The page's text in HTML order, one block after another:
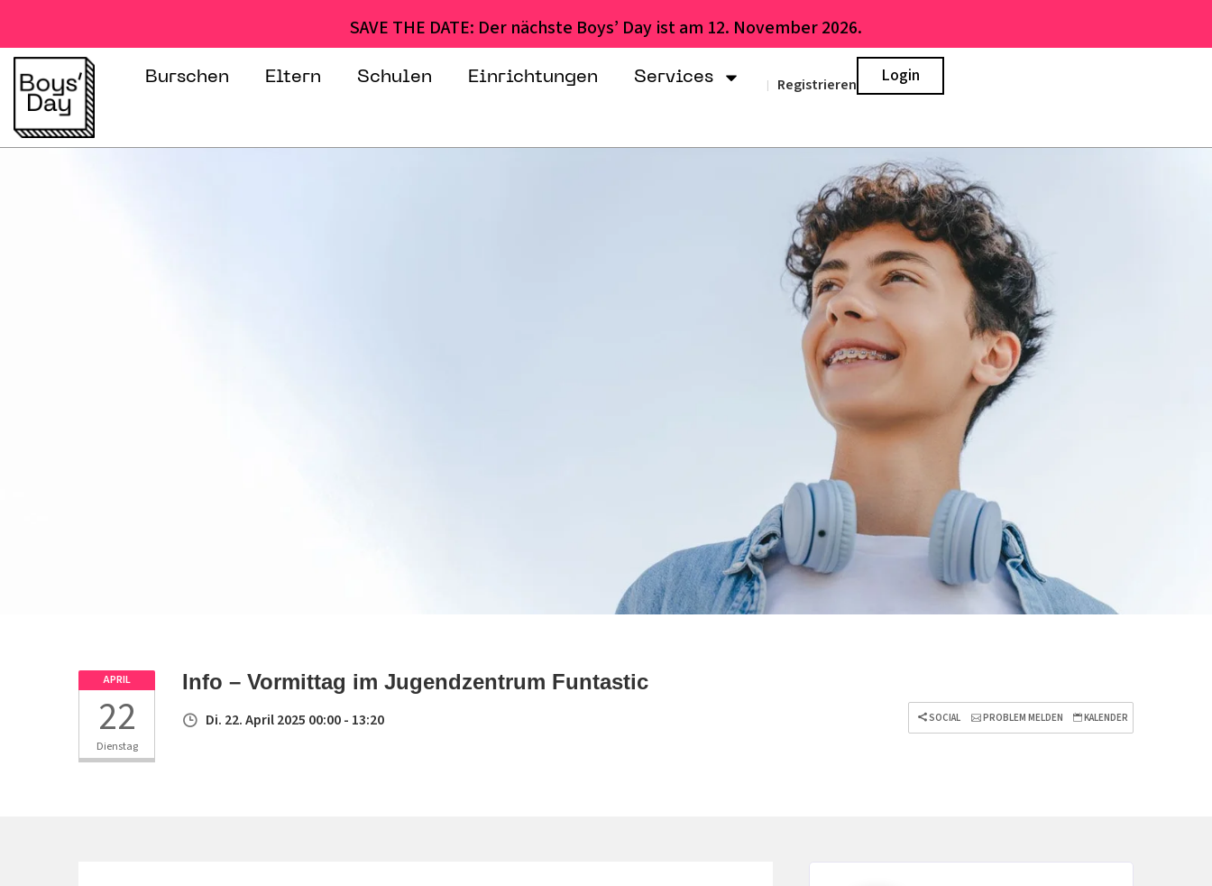
SAVE THE DATE: Der nächste Boys’ Day ist am 12. November 2026.
Burschen Eltern Schulen Einrichtungen Services | Registrieren Login
APRIL
22
Dienstag
Info – Vormittag im Jugendzentrum Funtastic
Di. 22. April 2025 00:00 - 13:20 SOCIAL PROBLEM MELDEN KALENDER